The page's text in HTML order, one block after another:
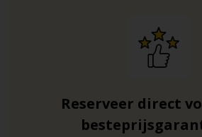
Reserveer direct